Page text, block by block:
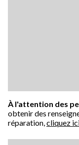
À l'attention des
obtenir des
réparation,cliquez